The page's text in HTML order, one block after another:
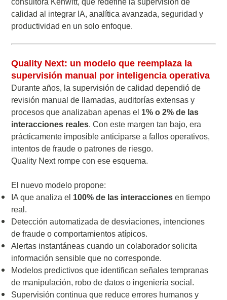
consultora Kenwitt, que redefine la supervisión de
calidad al integrar IA, analítica avanzada, seguridad y
productividad en un solo enfoque.
Quality Next: un modelo que reemplaza la
supervisión manual por inteligencia operativa
Durante años, la supervisión de calidad dependió de
revisión manual de llamadas, auditorías extensas y
procesos que analizaban apenas el 1% o 2% de las
interacciones reales. Con este margen tan bajo, era
prácticamente imposible anticiparse a fallos operativos,
intentos de fraude o patrones de riesgo.
Quality Next rompe con ese esquema.
El nuevo modelo propone:
IA que analiza el 100% de las interacciones en tiempo
real.
Detección automatizada de desviaciones, intenciones
de fraude o comportamientos atípicos.
Alertas instantáneas cuando un colaborador solicita
información sensible que no corresponde.
Modelos predictivos que identifican señales tempranas
de manipulación, robo de datos o ingeniería social.
Supervisión continua que reduce errores humanos y